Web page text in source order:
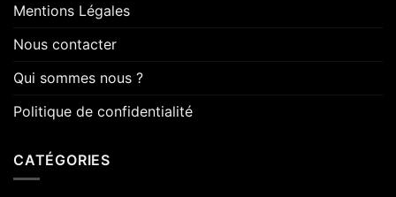
Mentions Légales
Nous contacter
Qui sommes nous ?
Politique de confidentialité
CATÉGORIES